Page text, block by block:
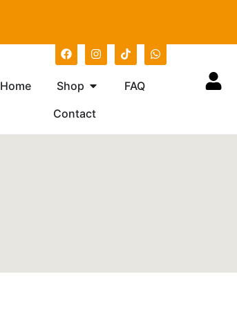
Home Shop
FAQ
Contact